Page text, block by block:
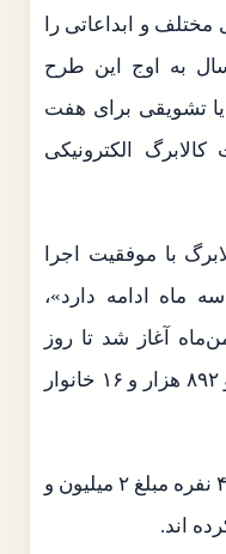
و ابداعاتی را
به اوج این طرح
تشویقی برای هفت
الکترونیکی
با موفقیت اجرا
ادامه دارد»،
مرحله اول آن که از ۱۸ بهمن‌ماه آغاز شد تا روز
گذشته تقریبا با استقبال ۱۲ میلیون و ۸۹۲ هزار و ۱۶ خانوار
بنابر گفته دولت در واقع یک خانواده ۴ نفره مبلغ ۲ میلیون و